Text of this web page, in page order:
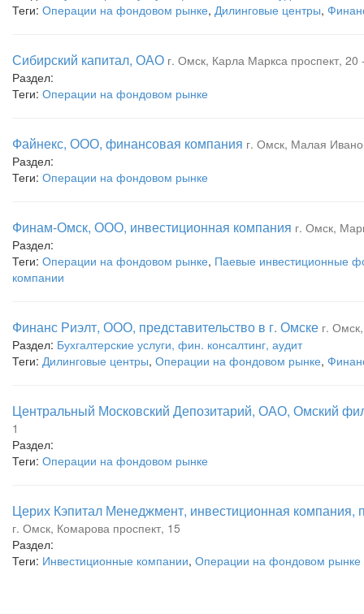
Теги: Операции на фондовом рынке, Дилинговые центры,
Сибирский капитал, ОАО г. Омск, Карла Маркса проспект, 20
Раздел:
Теги: Операции на фондовом рынке
Файнекс, ООО, финансовая компания г. Омск, Малая
Раздел:
Теги: Операции на фондовом рынке
Финам-Омск, ООО, инвестиционная компания г. Омск,
Раздел:
Теги: Операции на фондовом рынке, Паевые инвестиционные
компании
Финанс Риэлт, ООО, представительство в г. Омске г.
Раздел: Бухгалтерские услуги, фин. консалтинг, аудит
Теги: Дилинговые центры, Операции на фондовом рынке,
Центральный Московский Депозитарий, ОАО, Омский
1
Раздел:
Теги: Операции на фондовом рынке
Церих Кэпитал Менеджмент, инвестиционная компания,
г. Омск, Комарова проспект, 15
Раздел:
Теги: Инвестиционные компании, Операции на фондовом рынке